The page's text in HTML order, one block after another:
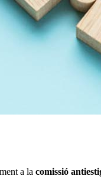
a la comissió